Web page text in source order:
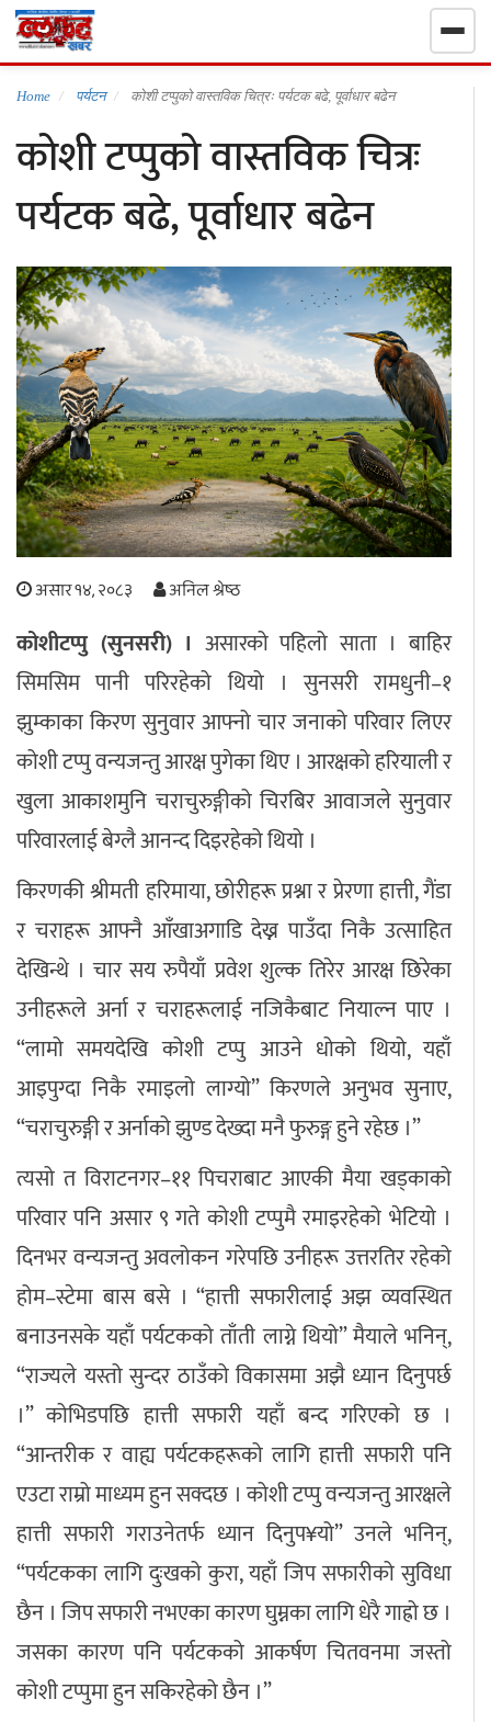
गृहपृष्ठ
निर्वाचन खबर
समाचार
राजनीति
राष्ट्रिय
खेलकुद
स्वास्थ्य
अपराध
छापा समाचार
थप विभाग
बिचार
अन्तर्राष्ट्रिय / प्रवास
अन्तरवार्ता
राशिफल
Home पर्यटन कोशी टप्पुको वास्तविक चित्रः पर्यटक बढे, पूर्वाधार बढेन
कोशी टप्पुको वास्तविक चित्रः
पर्यटक बढे, पूर्वाधार बढेन
असार १४, २०८३ अनिल श्रेष्ठ
कोशीटप्पु (सुनसरी) । असारको पहिलो साता । बाहिर
सिमसिम पानी परिरहेको थियो । सुनसरी रामधुनी–१
झुम्काका किरण सुनुवार आफ्नो चार जनाको परिवार लिएर
कोशी टप्पु वन्यजन्तु आरक्ष पुगेका थिए । आरक्षको हरियाली र
खुला आकाशमुनि चराचुरुङ्गीको चिरबिर आवाजले सुनुवार
परिवारलाई बेग्लै आनन्द दिइरहेको थियो ।
किरणकी श्रीमती हरिमाया, छोरीहरू प्रश्ना र प्रेरणा हात्ती, गैंडा
र चराहरू आफ्नै आँखाअगाडि देख्न पाउँदा निकै उत्साहित
देखिन्थे । चार सय रुपैयाँ प्रवेश शुल्क तिरेर आरक्ष छिरेका
उनीहरूले अर्ना र चराहरूलाई नजिकैबाट नियाल्न पाए ।
“लामो समयदेखि कोशी टप्पु आउने धोको थियो, यहाँ
आइपुग्दा निकै रमाइलो लाग्यो” किरणले अनुभव सुनाए,
“चराचुरुङ्गी र अर्नाको झुण्ड देख्दा मनै फुरुङ्ग हुने रहेछ ।”
त्यसो त विराटनगर–११ पिचराबाट आएकी मैया खड्काको
परिवार पनि असार ९ गते कोशी टप्पुमै रमाइरहेको भेटियो ।
दिनभर वन्यजन्तु अवलोकन गरेपछि उनीहरू उत्तरतिर रहेको
होम–स्टेमा बास बसे । “हात्ती सफारीलाई अझ व्यवस्थित
बनाउनसके यहाँ पर्यटकको ताँती लाग्ने थियो” मैयाले भनिन्,
“राज्यले यस्तो सुन्दर ठाउँको विकासमा अझै ध्यान दिनुपर्छ
।” कोभिडपछि हात्ती सफारी यहाँ बन्द गरिएको छ ।
“आन्तरीक र वाह्य पर्यटकहरूको लागि हात्ती सफारी पनि
एउटा राम्रो माध्यम हुन सक्दछ । कोशी टप्पु वन्यजन्तु आरक्षले
हात्ती सफारी गराउनेतर्फ ध्यान दिनुप¥यो” उनले भनिन्,
“पर्यटकका लागि दुःखको कुरा, यहाँ जिप सफारीको सुविधा
छैन । जिप सफारी नभएका कारण घुम्नका लागि धेरै गाह्रो छ ।
जसका कारण पनि पर्यटकको आकर्षण चितवनमा जस्तो
कोशी टप्पुमा हुन सकिरहेको छैन ।”